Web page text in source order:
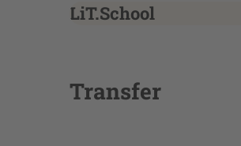
LiT.School
Transfer